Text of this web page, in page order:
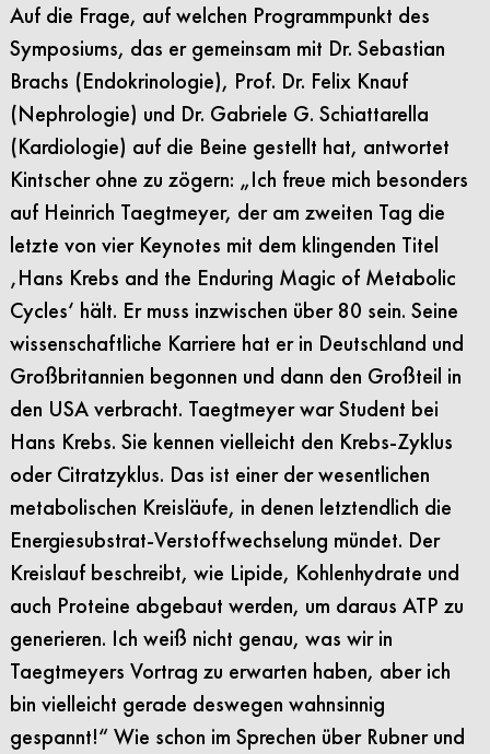
Auf die Frage, auf welchen Programmpunkt des
Symposiums, das er gemeinsam mit Dr. Sebastian
Brachs (Endokrinologie), Prof. Dr. Felix Knauf
(Nephrologie) und Dr. Gabriele G. Schiattarella
(Kardiologie) auf die Beine gestellt hat, antwortet
Kintscher ohne zu zögern: „Ich freue mich besonders
auf Heinrich Taegtmeyer, der am zweiten Tag die
letzte von vier Keynotes mit dem klingenden Titel
‚Hans Krebs and the Enduring Magic of Metabolic
Cycles‘ hält. Er muss inzwischen über 80 sein. Seine
wissenschaftliche Karriere hat er in Deutschland und
Großbritannien begonnen und dann den Großteil in
den USA verbracht. Taegtmeyer war Student bei
Hans Krebs. Sie kennen vielleicht den Krebs-Zyklus
oder Citratzyklus. Das ist einer der wesentlichen
metabolischen Kreisläufe, in denen letztendlich die
Energiesubstrat-Verstoffwechselung mündet. Der
Kreislauf beschreibt, wie Lipide, Kohlenhydrate und
auch Proteine abgebaut werden, um daraus ATP zu
generieren. Ich weiß nicht genau, was wir in
Taegtmeyers Vortrag zu erwarten haben, aber ich
bin vielleicht gerade deswegen wahnsinnig
gespannt!“ Wie schon im Sprechen über Rubner und